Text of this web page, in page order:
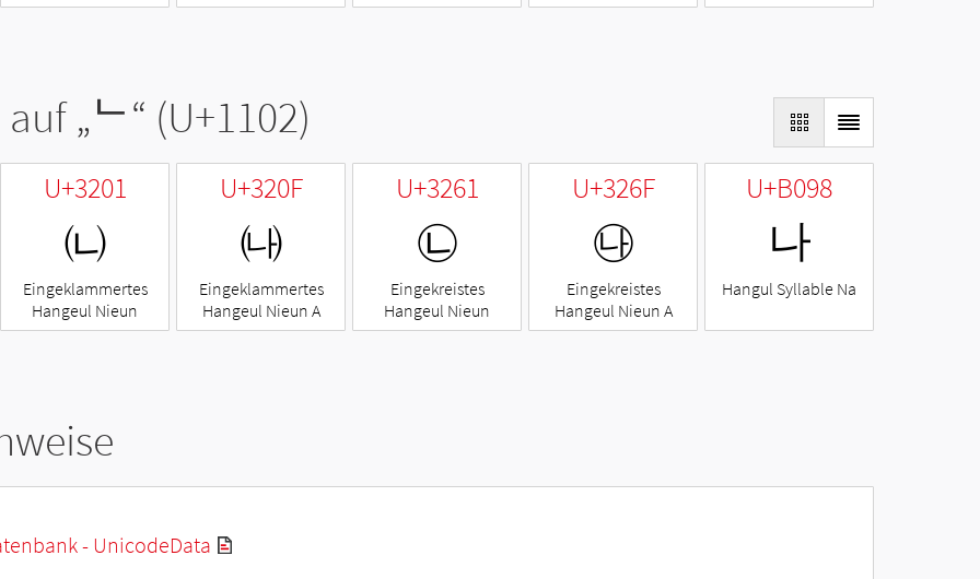
„ᄂ“ (U+1102)
U+3201
㈁
Eingeklammertes
Hangeul Nieun
U+320F
㈏
Eingeklammertes
Hangeul Nieun A
U+3261
㉡
Eingekreistes
Hangeul Nieun
U+326F
㉯
Eingekreistes
Hangeul Nieun A
U+B098
나
Hangul Syllable Na
- UnicodeData